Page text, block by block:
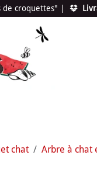
de croquettes"
chat Arbre à chat